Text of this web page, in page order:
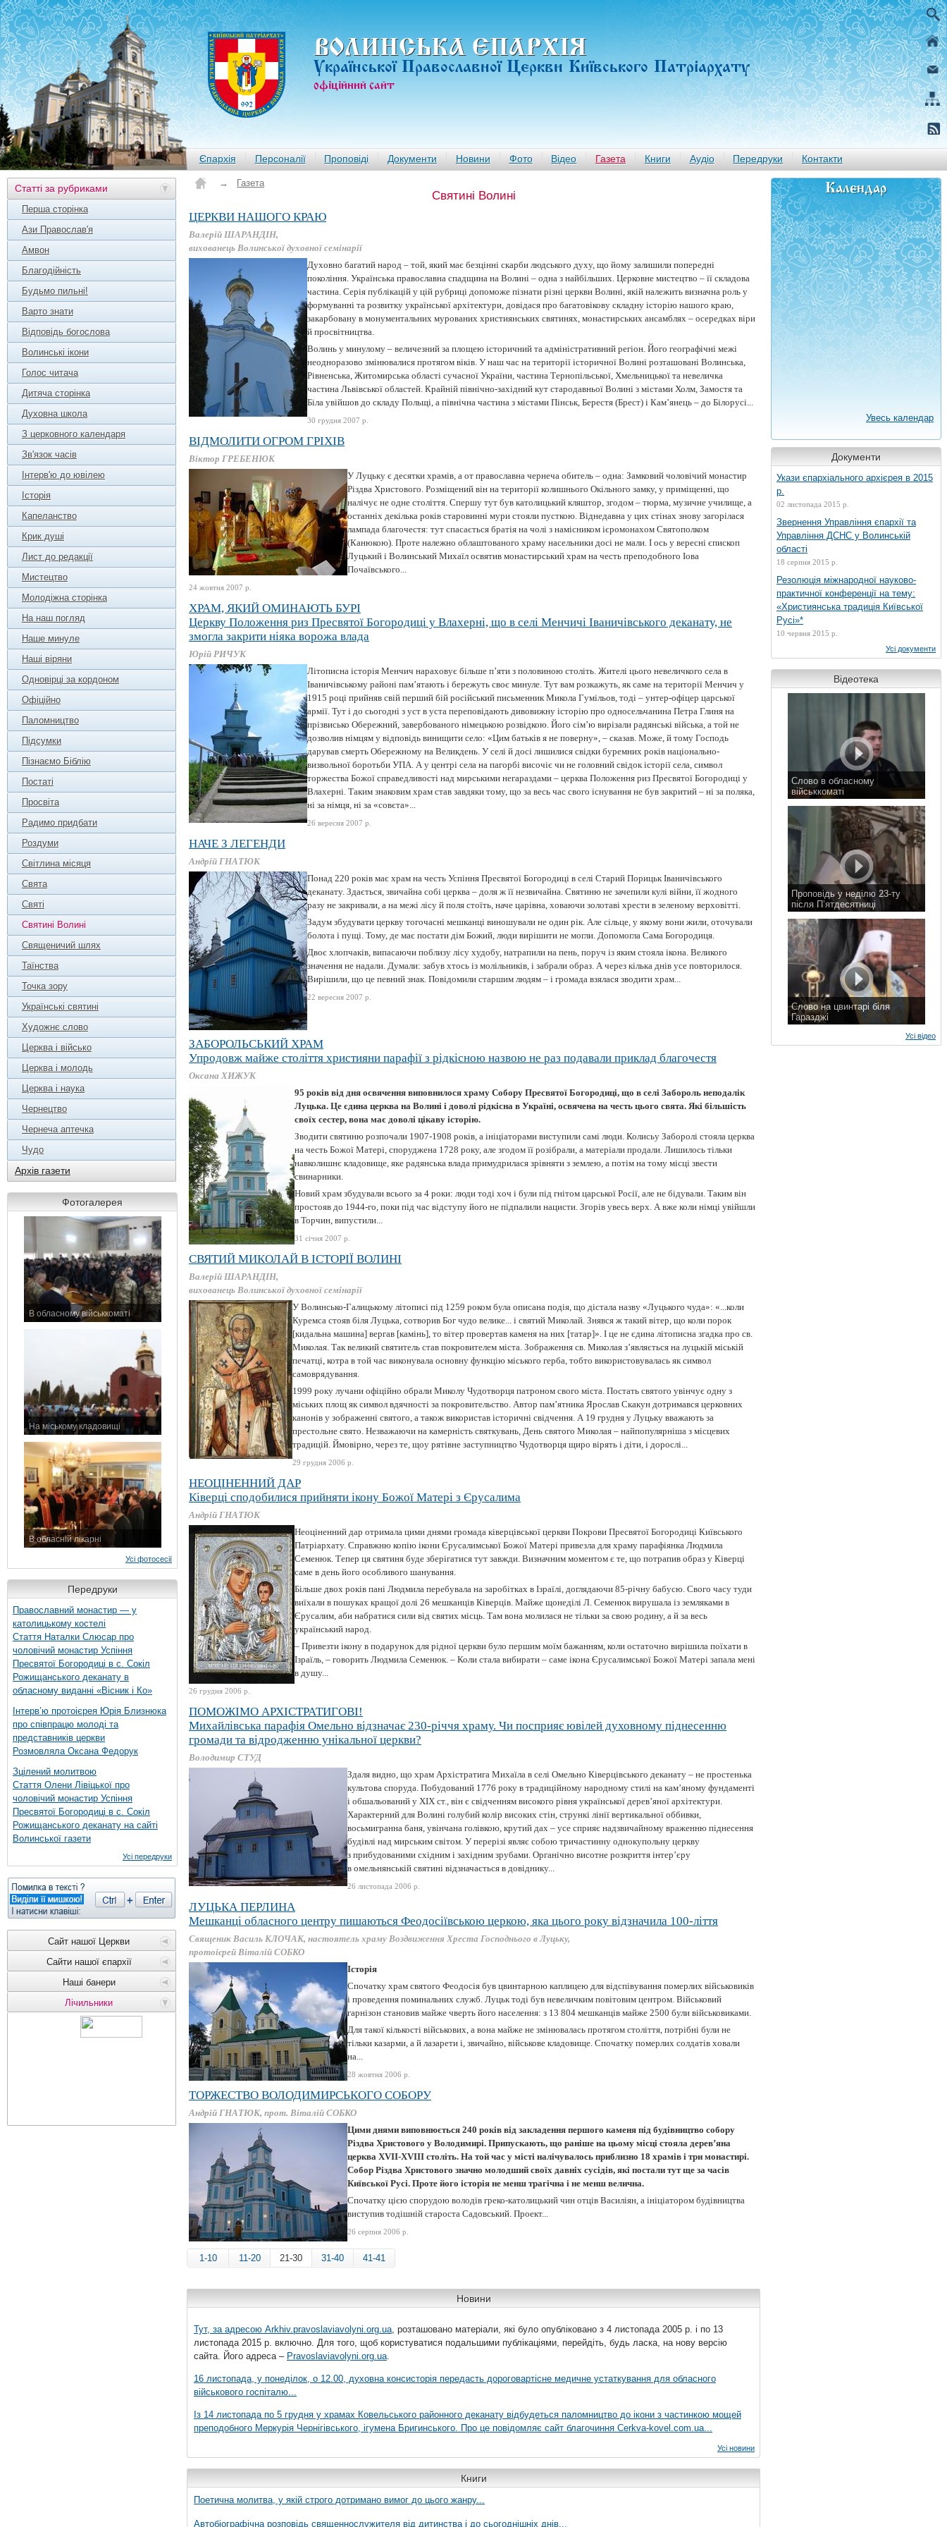
ВОЛИНСЬКА ЄПАРХIЯ
Української Православної Церкви Київського Патріархату
офiцiйний сайт
Єпархія Персоналії Проповіді Документи Новини Фото Відео Газета Книги Аудіо Передруки Контакти
Статті за рубриками
Перша сторінка
Ази Православ'я
Амвон
Благодійність
Будьмо пильні!
Варто знати
Відповідь богослова
Волинські ікони
Голос читача
Дитяча сторінка
Духовна школа
З церковного календаря
Зв'язок часів
Інтерв'ю до ювілею
Історія
Капеланство
Крик душі
Лист до редакції
Мистецтво
Молодіжна сторінка
На наш погляд
Наше минуле
Наші віряни
Одновірці за кордоном
Офіційно
Паломництво
Підсумки
Пізнаємо Біблію
Постаті
Просвіта
Радимо придбати
Роздуми
Світлина місяця
Свята
Святі
Святині Волині
Священичий шлях
Таїнства
Точка зору
Українські святині
Художнє слово
Церква і військо
Церква і молодь
Церква і наука
Чернецтво
Чернеча аптечка
Чудо
Архів газети
Фотогалерея
В обласному військкоматі
На міському кладовищі
В обласній лікарні
Усі фотосесії
Передруки
Православний монастир — у
католицькому костелі
Стаття Наталки Слюсар про
чоловічий монастир Успіння
Пресвятої Богородиці в с. Сокіл
Рожищанського деканату в
обласному виданні «Вісник і Ко»
Інтерв’ю протоієрея Юрія Близнюка
про співпрацю молоді та
представників церкви
Розмовляла Оксана Федорук
Зцілений молитвою
Стаття Олени Лівіцької про
чоловічий монастир Успіння
Пресвятої Богородиці в с. Сокіл
Рожищанського деканату на сайті
Волинської газети
Усі передруки
Сайт нашої Церкви
Сайти нашої єпархії
Наші банери
Лічильники
→ Газета
Святині Волині
ЦЕРКВИ НАШОГО КРАЮ
Валерій ШАРАНДІН,
вихованець Волинської духовної семінарії
Духовно багатий народ – той, який має безцінні скарби людського духу, що йому залишили попередні
покоління. Українська православна спадщина на Волині – одна з найбільших. Церковне мистецтво – її складова
частина. Серія публікацій у цій рубриці допоможе пізнати різні церкви Волині, якій належить визначна роль у
формуванні та розвитку української архітектури, довідася про багатовікову складну історію нашого краю,
закарбовану в монументальних мурованих християнських святинях, монастирських ансамблях – осередках віри
й просвітництва.
Волинь у минулому – величезний за площею історичний та адміністративний регіон. Його географічні межі
неодноразово змінювалися протягом віків. У наш час на території історичної Волині розташовані Волинська,
Рівненська, Житомирська області сучасної України, частина Тернопільської, Хмельницької та невеличка
частина Львівської областей. Крайній північно-західний кут стародавньої Волині з містами Холм, Замостя та
Біла увійшов до складу Польщі, а північна частина з містами Пінськ, Берестя (Брест) і Кам’янець – до Білорусі...
30 грудня 2007 р.
ВІДМОЛИТИ ОГРОМ ГРІХІВ
Віктор ГРЕБЕНЮК
У Луцьку є десятки храмів, а от православна чернеча обитель – одна: Замковий чоловічий монастир
Різдва Христового. Розміщений він на території колишнього Окільного замку, у приміщенні, що
налічує не одне століття. Спершу тут був католицький кляштор, згодом – тюрма, музичне училище, а
останніх декілька років старовинні мури стояли пусткою. Віднедавна у цих стінах знову загорілася
лампада благочестя: тут спасається братія на чолі з намісником ієромонахом Святополком
(Канюкою). Проте належно облаштованого храму насельники досі не мали. І ось у вересні єпископ
Луцький і Волинський Михаїл освятив монастирський храм на честь преподобного Іова
Почаївського...
24 жовтня 2007 р.
ХРАМ, ЯКИЙ ОМИНАЮТЬ БУРІ
Церкву Положення риз Пресвятої Богородиці у Влахерні, що в селі Менчичі Іваничівського деканату, не
змогла закрити ніяка ворожа влада
Юрій РИЧУК
Літописна історія Менчич нараховує більше п’яти з половиною століть. Жителі цього невеличкого села в
Іваничівському районі пам’ятають і бережуть своє минуле. Тут вам розкажуть, як саме на території Менчич у
1915 році прийняв свій перший бій російський письменник Микола Гумільов, тоді – унтер-офіцер царської
армії. Тут і до сьогодні з уст в уста переповідають дивовижну історію про односельчанина Петра Глиня на
прізвисько Обережний, завербованого німецькою розвідкою. Його сім’ю вирізали радянські війська, а той не
дозволив німцям у відповідь винищити село: «Цим батьків я не поверну», – сказав. Може, й тому Господь
дарував смерть Обережному на Великдень. У селі й досі лишилися свідки буремних років національно-
визвольної боротьби УПА. А у центрі села на пагорбі височіє чи не головний свідок історії села, символ
торжества Божої справедливості над мирськими негараздами – церква Положення риз Пресвятої Богородиці у
Влахерні. Таким знаковим храм став завдяки тому, що за весь час свого існування не був закритий – ні за поляка,
ні за німця, ні за «совєта»...
26 вересня 2007 р.
НАЧЕ З ЛЕГЕНДИ
Андрій ГНАТЮК
Понад 220 років має храм на честь Успіння Пресвятої Богородиці в селі Старий Порицьк Іваничівського
деканату. Здається, звичайна собі церква – доля ж її незвичайна. Святиню не зачепили кулі війни, її жодного
разу не закривали, а на межі лісу й поля стоїть, наче царівна, ховаючи золотаві хрести в зеленому верховітті.
Задум збудувати церкву тогочасні мешканці виношували не один рік. Але сільце, у якому вони жили, оточували
болота і пущі. Тому, де має постати дім Божий, люди вирішити не могли. Допомогла Сама Богородиця.
Двоє хлопчаків, випасаючи поблизу лісу худобу, натрапили на пень, поруч із яким стояла ікона. Великого
значення не надали. Думали: забув хтось із молільників, і забрали образ. А через кілька днів усе повторилося.
Вирішили, що це певний знак. Повідомили старшим людям – і громада взялася зводити храм...
22 вересня 2007 р.
ЗАБОРОЛЬСЬКИЙ ХРАМ
Упродовж майже століття християни парафії з рідкісною назвою не раз подавали приклад благочестя
Оксана ХИЖУК
95 років від дня освячення виповнилося храму Собору Пресвятої Богородиці, що в селі Забороль неподалік
Луцька. Це єдина церква на Волині і доволі рідкісна в Україні, освячена на честь цього свята. Які більшість
своїх сестер, вона має доволі цікаву історію.
Зводити святиню розпочали 1907-1908 років, а ініціаторами виступили самі люди. Колисьу Заборолі стояла церква
на честь Божої Матері, споруджена 1728 року, але згодом її розібрали, а матеріали продали. Лишилось тільки
навколишнє кладовище, яке радянська влада примудрилася зрівняти з землею, а потім на тому місці звести
свинарники.
Новий храм збудували всього за 4 роки: люди тоді хоч і були під гнітом царської Росії, але не бідували. Таким він
простояв до 1944-го, поки під час відступу його не підпалили нацисти. Згорів увесь верх. А вже коли німці увійшли
в Торчин, випустили...
31 січня 2007 р.
СВЯТИЙ МИКОЛАЙ В ІСТОРІЇ ВОЛИНІ
Валерій ШАРАНДІН,
вихованець Волинської духовної семінарії
У Волинсько-Галицькому літописі під 1259 роком була описана подія, що дістала назву «Луцького чуда»: «...коли
Куремса стояв біля Луцька, сотворив Бог чудо велике... і святий Миколай. Знявся ж такий вітер, що коли порок
[кидальна машина] вергав [камінь], то вітер провертав каменя на них [татар]». І це не єдина літописна згадка про св.
Миколая. Так великий святитель став покровителем міста. Зображення св. Миколая з’являється на луцькій міській
печатці, котра в той час виконувала основну функцію міського герба, тобто використовувалась як символ
самоврядування.
1999 року лучани офіційно обрали Миколу Чудотворця патроном свого міста. Постать святого увінчує одну з
міських площ як символ вдячності за покровительство. Автор пам’ятника Ярослав Скакун дотримався церковних
канонів у зображенні святого, а також використав історичні свідчення. А 19 грудня у Луцьку вважають за
престольне свято. Незважаючи на камерність святкувань, День святого Миколая – найпопулярніша з місцевих
традицій. Ймовірно, через те, щоу рятівне заступництво Чудотворця щиро вірять і діти, і дорослі...
29 грудня 2006 р.
НЕОЦІНЕННИЙ ДАР
Ківерці сподобилися прийняти ікону Божої Матері з Єрусалима
Андрій ГНАТЮК
Неоціненний дар отримала цими днями громада ківерцівської церкви Покрови Пресвятої Богородиці Київського
Патріархату. Справжню копію ікони Єрусалимської Божої Матері привезла для храму парафіянка Людмила
Семенюк. Тепер ця святиня буде зберігатися тут завжди. Визначним моментом є те, що потрапив образ у Ківерці
саме в день його особливого шанування.
Більше двох років пані Людмила перебувала на заробітках в Ізраїлі, доглядаючи 85-річну бабусю. Свого часу туди
виїхали в пошуках кращої долі 26 мешканців Ківерців. Майже щонеділі Л. Семенюк вирушала із земляками в
Єрусалим, аби набратися сили від святих місць. Там вона молилася не тільки за свою родину, а й за весь
український народ.
– Привезти ікону в подарунок для рідної церкви було першим моїм бажанням, коли остаточно вирішила поїхати в
Ізраїль, – говорить Людмила Семенюк. – Коли стала вибирати – саме ікона Єрусалимської Божої Матері запала мені
в душу...
26 грудня 2006 р.
ПОМОЖІМО АРХІСТРАТИГОВІ!
Михайлівська парафія Омельно відзначає 230-річчя храму. Чи посприяє ювілей духовному піднесенню
громади та відродженню унікальної церкви?
Володимир СТУД
Здаля видно, що храм Архістратига Михаїла в селі Омельно Ківерцівського деканату – не простенька
культова споруда. Побудований 1776 року в традиційному народному стилі на кам’яному фундаменті
і обшальований у XIX ст., він є свідченням високого рівня української дерев’яної архітектури.
Характерний для Волині голубий колір високих стін, стрункі лінії вертикальної оббивки,
восьмигранна баня, увінчана голівкою, крутий дах – усе сприяє надзвичайному враженню піднесення
будівлі над мирським світом. У перерізі являє собою тричастинну однокупольну церкву
з прибудованими східним і західним зрубами. Органічно висотне розкриття інтер’єру
в омельнянській святині відзначається в довіднику...
26 листопада 2006 р.
ЛУЦЬКА ПЕРЛИНА
Мешканці обласного центру пишаються Феодосіївською церкою, яка цього року відзначила 100-ліття
Священик Василь КЛОЧАК, настоятель храму Воздвиження Хреста Господнього в Луцьку,
протоієрей Віталій СОБКО
Історія
Спочатку храм святого Феодосія був цвинтарною каплицею для відспівування померлих військовиків
і проведення поминальних служб. Луцьк тоді був невеличким повітовим центром. Військовий
гарнізон становив майже чверть його населення: з 13 804 мешканців майже 2500 були військовиками.
Для такої кількості військових, а вона майже не змінювалась протягом століття, потрібні були не
тільки казарми, а й лазарети і, звичайно, військове кладовище. Спочатку померлих солдатів ховали
на...
28 жовтня 2006 р.
ТОРЖЕСТВО ВОЛОДИМИРСЬКОГО СОБОРУ
Андрій ГНАТЮК, прот. Віталій СОБКО
Цими днями виповнюється 240 років від закладення першого каменя під будівництво собору
Різдва Христового у Володимирі. Припускають, що раніше на цьому місці стояла дерев’яна
церква ХVІІ-ХVІІІ століть. На той час у місті налічувалось приблизно 18 храмів і три монастирі.
Собор Різдва Христового значно молодший своїх давніх сусідів, які постали тут ще за часів
Київської Русі. Проте його історія не менш трагічна і не менш велична.
Спочатку цією спорудою володів греко-католицький чин отців Василіян, а ініціатором будівництва
виступив тодішній староста Садовський. Проект...
26 серпня 2006 р.
1-10 11-20 21-30 31-40 41-41
Новини
Тут, за адресою Arkhiv.pravoslaviavolyni.org.ua, розташовано матеріали, які було опубліковано з 4 листопада 2005 р. і по 13
листопада 2015 р. включно. Для того, щоб користуватися подальшими публікаціями, перейдіть, будь ласка, на нову версію
сайта. Його адреса – Pravoslaviavolyni.org.ua.
16 листопада, у понеділок, о 12.00, духовна консисторія передасть дороговартісне медичне устаткування для обласного
військового госпіталю...
Із 14 листопада по 5 грудня у храмах Ковельського районного деканату відбудеться паломництво до ікони з частинкою мощей
преподобного Меркурія Чернігівського, ігумена Бригинського. Про це повідомляє сайт благочиння Сerkva-kovel.com.ua...
Усі новини
Книги
Поетична молитва, у якій строго дотримано вимог до цього жанру...
Автобіографічна розповідь священнослужителя від дитинства і до сьогоднішніх днів...
Календар
Увесь календар
Документи
Укази єпархіального архієрея в 2015
р.
02 листопада 2015 р.
Звернення Управління єпархії та
Управління ДСНС у Волинській
області
18 серпня 2015 р.
Резолюція міжнародної науково-
практичної конференції на тему:
«Християнська традиція Київської
Русі»*
10 червня 2015 р.
Усі документи
Відеотека
Слово в обласному
військкоматі
Проповідь у неділю 23-ту
після П’ятдесятниці
Слово на цвинтарі біля
Гаразджі
Усі відео